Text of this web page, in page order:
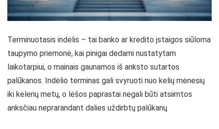
Terminuotasis indėlis – tai banko ar kredito įstaigos siūloma
taupymo priemonė, kai pinigai dedami nustatytam
laikotarpiui, o mainais gaunamos iš anksto sutartos
palūkanos. Indėlio terminas gali svyruoti nuo kelių mėnesių
iki kelerių metų, o lėšos paprastai negali būti atsiimtos
anksčiau neprarandant dalies uždirbtų palūkanų.